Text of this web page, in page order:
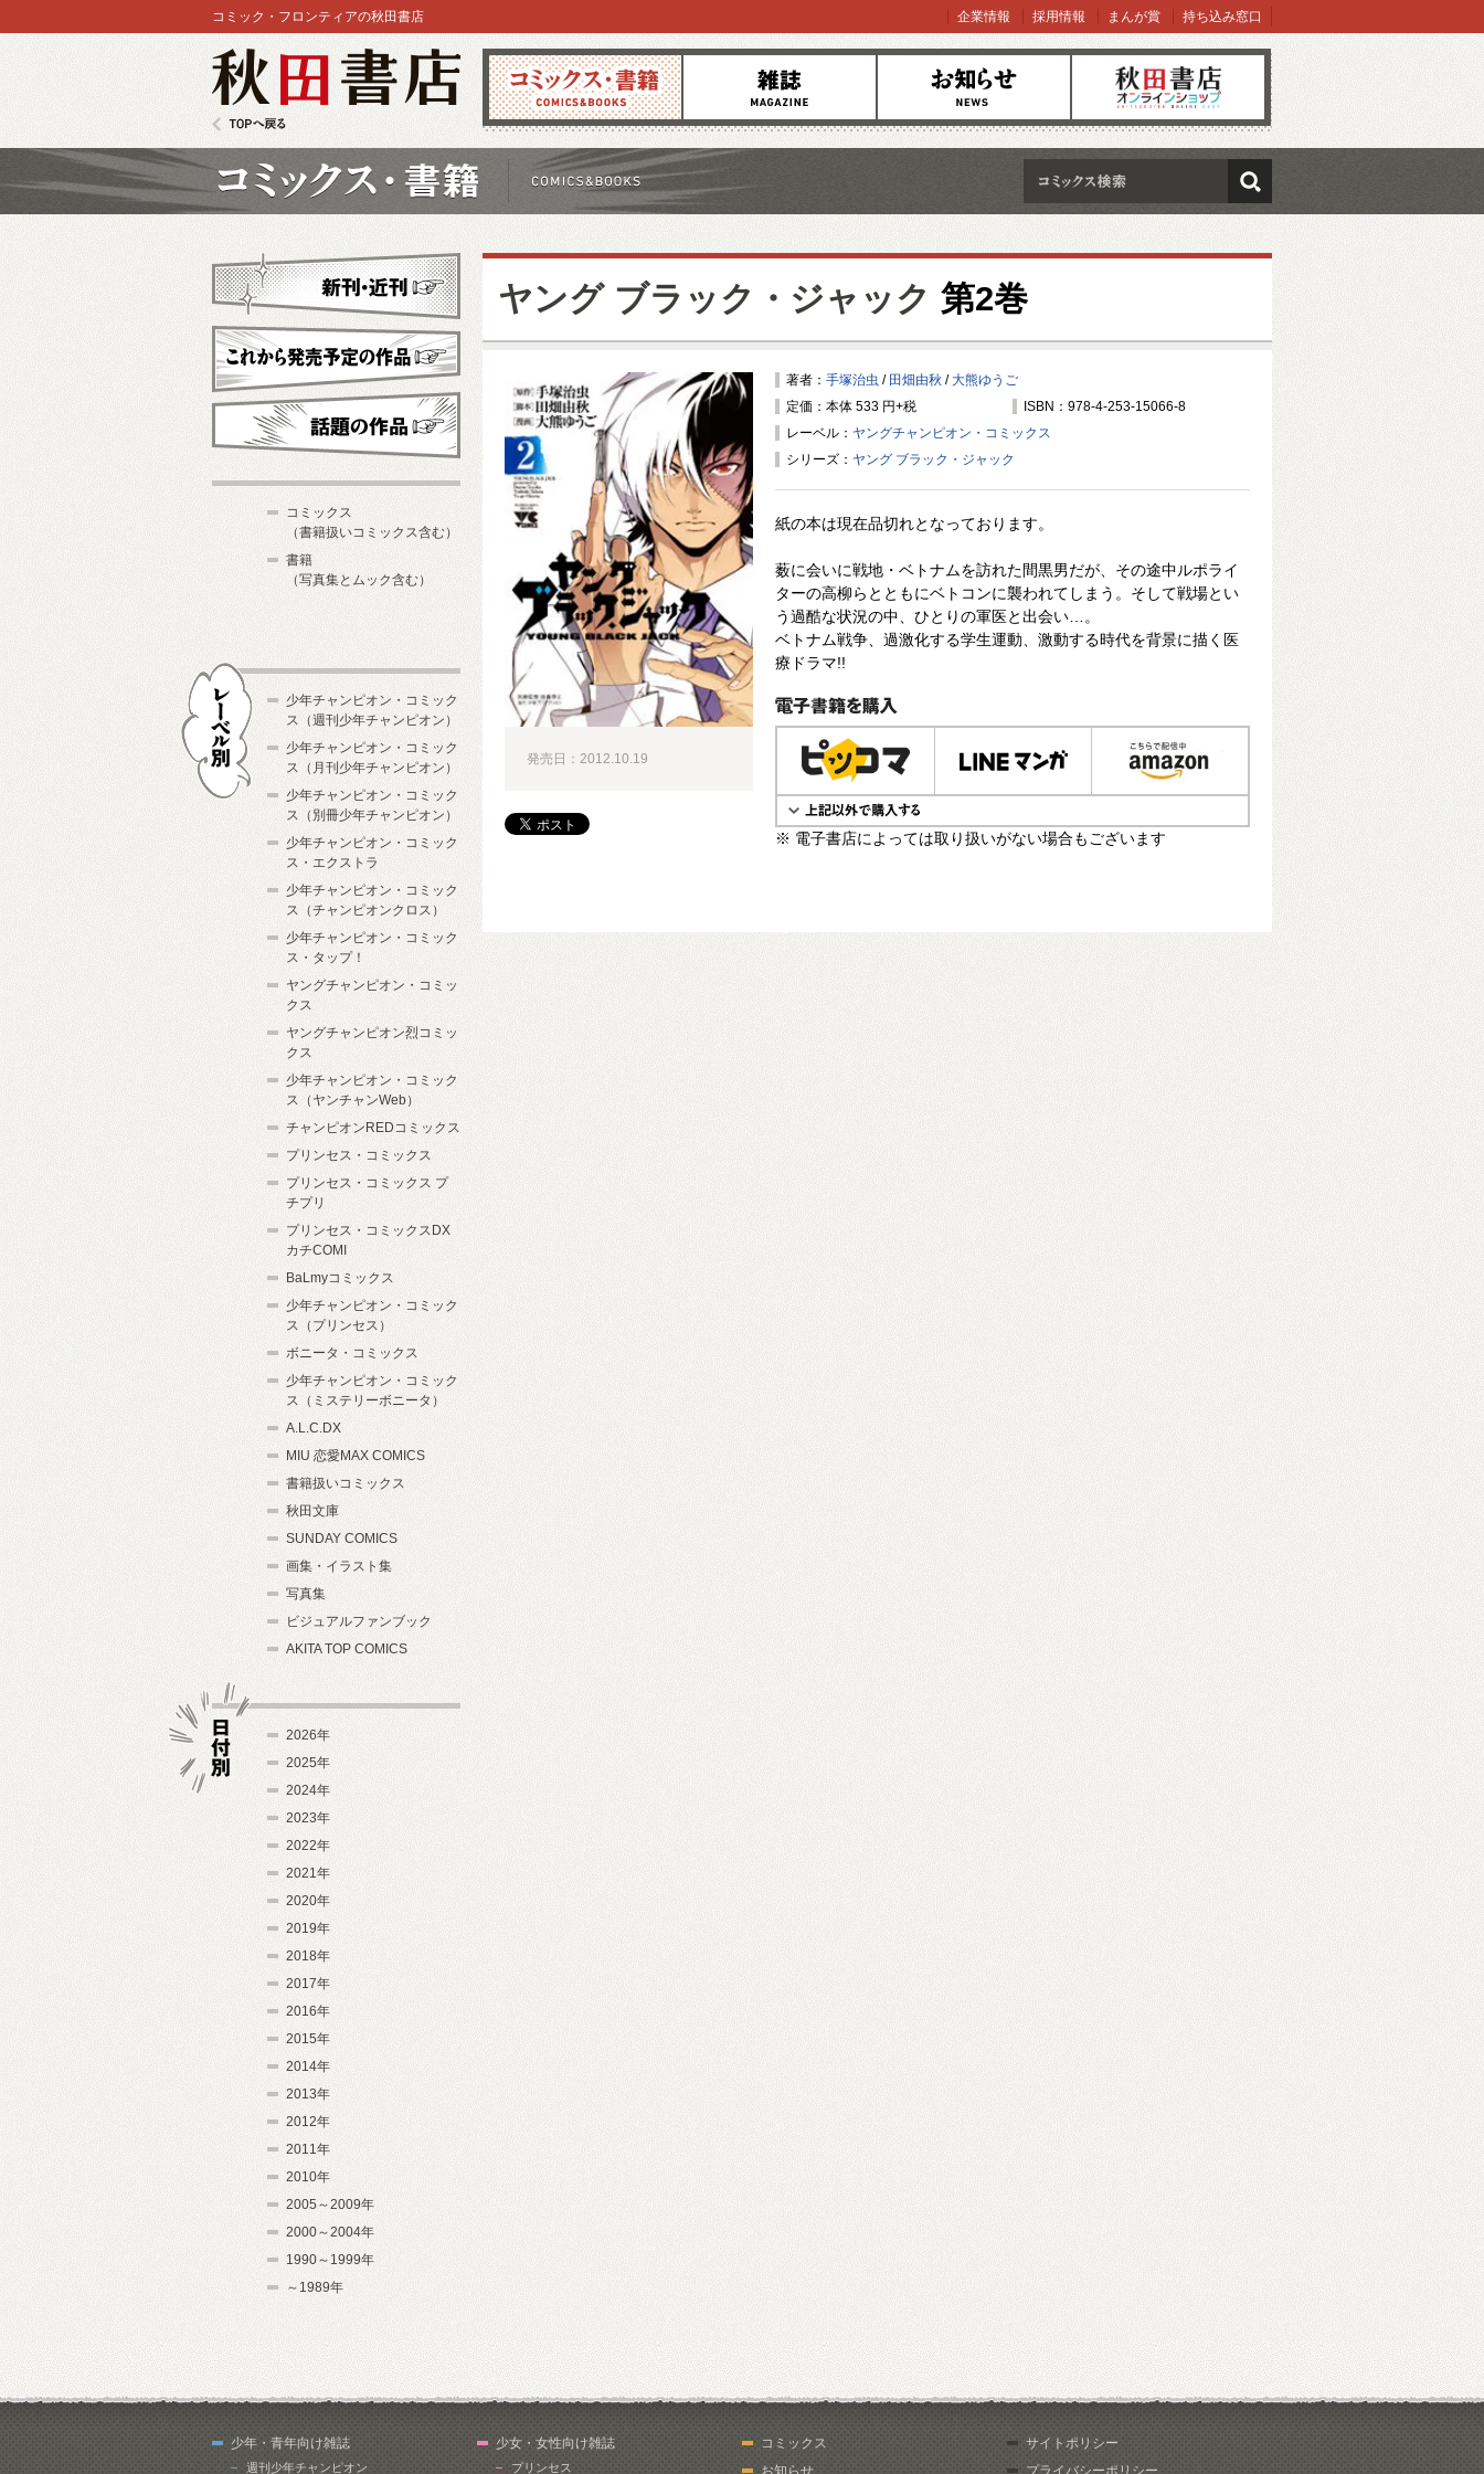
コミックス 雑誌 お知らせ オンラインショップ
コミック・フロンティアの秋田書店 企業情報 採用情報 まんが賞 持ち込み窓口
検索
ヤング ブラック・ジャック 第2巻
著者： 手塚治虫 / 田畑由秋 / 大熊ゆうご
定価：本体 533 円+税
ISBN：978-4-253-15066-8
レーベル： ヤングチャンピオン・コミックス
シリーズ： ヤング ブラック・ジャック
紙の本は現在品切れとなっております。
薮に会いに戦地・ベトナムを訪れた間黒男だが、その途中ルポライ
ターの高柳らとともにベトコンに襲われてしまう。そして戦場とい
う過酷な状況の中、ひとりの軍医と出会い…。
ベトナム戦争、過激化する学生運動、激動する時代を背景に描く医
療ドラマ!!
電子書籍で購入
※ 電子書店によっては取り扱いがない場合もございます
発売日：2012.10.19
新刊・近刊
これから発売予定
コミックス
（書籍扱いコミックス含む）
書籍
（写真集とムック含む）
少年チャンピオン・コミック
ス（週刊少年チャンピオン）
少年チャンピオン・コミック
ス（月刊少年チャンピオン）
少年チャンピオン・コミック
ス（別冊少年チャンピオン）
少年チャンピオン・コミック
ス・エクストラ
少年チャンピオン・コミック
ス（チャンピオンクロス）
少年チャンピオン・コミック
ス・タップ！
ヤングチャンピオン・コミッ
クス
ヤングチャンピオン烈コミッ
クス
少年チャンピオン・コミック
ス（ヤンチャンWeb）
チャンピオンREDコミックス
プリンセス・コミックス
プリンセス・コミックス プ
チプリ
プリンセス・コミックスDX
カチCOMI
BaLmyコミックス
少年チャンピオン・コミック
ス（プリンセス）
ボニータ・コミックス
少年チャンピオン・コミック
ス（ミステリーボニータ）
A.L.C.DX
MIU 恋愛MAX COMICS
書籍扱いコミックス
秋田文庫
SUNDAY COMICS
画集・イラスト集
写真集
ビジュアルファンブック
AKITA TOP COMICS
2026年
2025年
2024年
2023年
2022年
2021年
2020年
2019年
2018年
2017年
2016年
2015年
2014年
2013年
2012年
2011年
2010年
2005～2009年
2000～2004年
1990～1999年
～1989年
少年・青年向け雑誌
週刊少年チャンピオン
少女・女性向け雑誌
プリンセス
コミックス
お知らせ
サイトポリシー
プライバシーポリシー